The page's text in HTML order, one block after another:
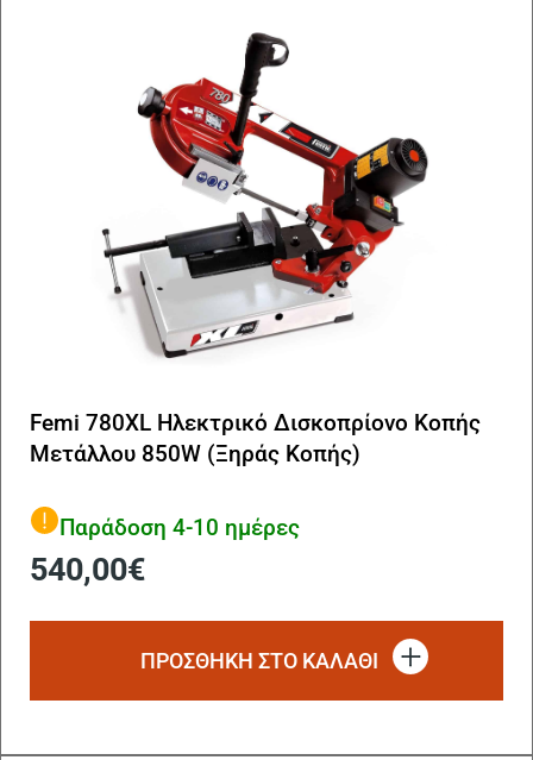
Femi 780XL Ηλεκτρικό Δισκοπρίονο Κοπής
Μετάλλου 850W (Ξηράς Κοπής)
Παράδοση 4-10 ημέρες
540,00€
ΠΡΟΣΘΗΚΗ ΣΤΟ ΚΑΛΑΘΙ